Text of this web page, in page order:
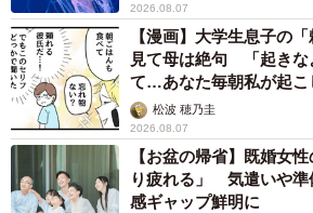
また、レンタカーやカーシェアリング
まえて価格設定が変わると考えられま
（4）電気自動車などの普及を妨げる
電気自動車やプラグインハイブリッ
どと比べて車両価格が高いです。しか
2026.08.07
【漫画】大学生息子の
見て母は絶句 「起きな
て…あなた毎朝私が起こ
松波 穂乃圭
2026.08.07
【お盆の帰省】既婚女
り疲れる」 気遣いや準
感ギャップ鮮明に